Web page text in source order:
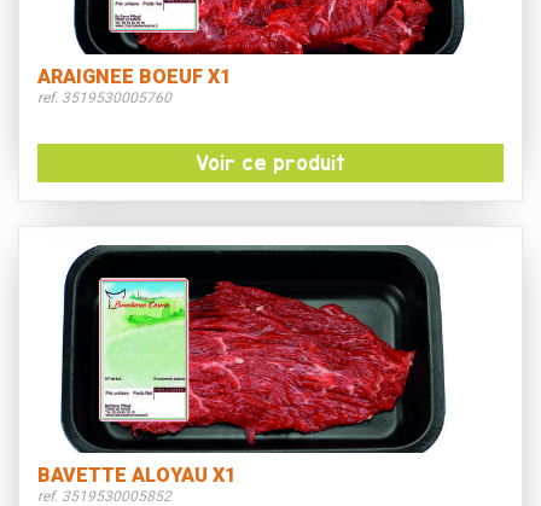
ARAIGNEE BOEUF X1
ref. 3519530005760
Voir ce produit
BAVETTE ALOYAU X1
ref. 3519530005852